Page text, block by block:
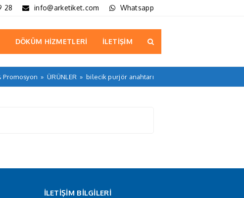
28 info@arketiket.com Whatsapp
DÖKÜM HİZMETLERİ İLETİŞİM
Promosyon » ÜRÜNLER » bilecik purjör anahtarı
İLETİŞİM BİLGİLERİ